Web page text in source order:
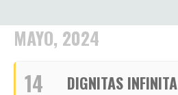
MAYO, 2024
14 DIGNITAS INFINITA